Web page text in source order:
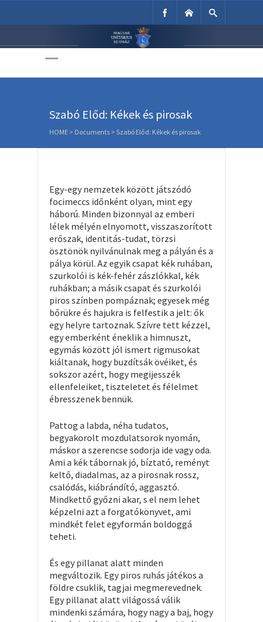
Unitárius Egyház
Szabó Előd: Kékek és pirosak
HOME > Documents > Szabó Előd: Kékek és pirosak
Egy-egy nemzetek között játszódó
focimeccs időnként olyan, mint egy
háború. Minden bizonnyal az emberi
lélek mélyén elnyomott, visszaszorított
erőszak, identitás-tudat, törzsi
ösztönök nyilvánulnak meg a pályán és a
pálya körül. Az egyik csapat kék ruhában,
szurkolói is kék-fehér zászlókkal, kék
ruhákban; a másik csapat és szurkolói
piros színben pompáznak; egyesek még
bőrükre és hajukra is felfestik a jelt: ők
egy helyre tartoznak. Szívre tett kézzel,
egy emberként éneklik a himnuszt,
egymás között jól ismert rigmusokat
kiáltanak, hogy buzdítsák övéiket, és
sokszor azért, hogy megijesszék
ellenfeleiket, tiszteletet és félelmet
ébresszenek bennük.
Pattog a labda, néha tudatos,
begyakorolt mozdulatsorok nyomán,
máskor a szerencse sodorja ide vagy oda.
Ami a kék tábornak jó, bíztató, reményt
keltő, diadalmas, az a pirosnak rossz,
csalódás, kiábrándító, aggasztó.
Mindkettő győzni akar, s el nem lehet
képzelni azt a forgatókönyvet, ami
mindkét felet egyformán boldoggá
teheti.
És egy pillanat alatt minden
megváltozik. Egy piros ruhás játékos a
földre csuklik, tagjai megmerevednek.
Egy pillanat alatt világossá válik
mindenki számára, hogy nagy a baj, hogy